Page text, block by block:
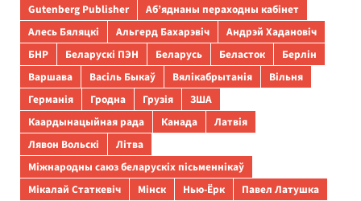
Gutenberg Publisher
Аб’яднаны пераходны кабінет
Алесь Бяляцкі
Альгерд Бахарэвіч
Андрэй Хадановіч
БНР
Беларускі ПЭН Беларусь Беласток
Берлін
Варшава
Васіль Быкаў Вялікабрытанія
Вільня
Германія
Гродна Грузія
ЗША
Каардынацыйная рада
Канада
Латвія
Лявон Вольскі
Літва
Міжнародны саюз беларускіх пісьменнікаў
Мікалай Статкевіч
Мінск Нью-Ёрк
Павел Латушка